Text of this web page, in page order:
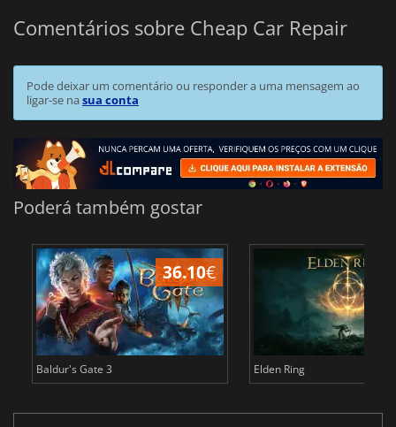
Comentários sobre Cheap Car Repair
Pode deixar um comentário ou responder a uma mensagem ao
ligar-se nasua conta
Poderá também gostar
36.10€
Baldur's Gate 3 Elden Ring